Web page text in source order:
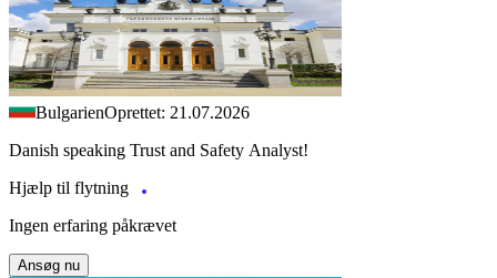
BulgarienOprettet: 21.07.2026
Danish speaking Trust and Safety Analyst!
Hjælp til flytning
Ingen erfaring påkrævet
Ansøg nu